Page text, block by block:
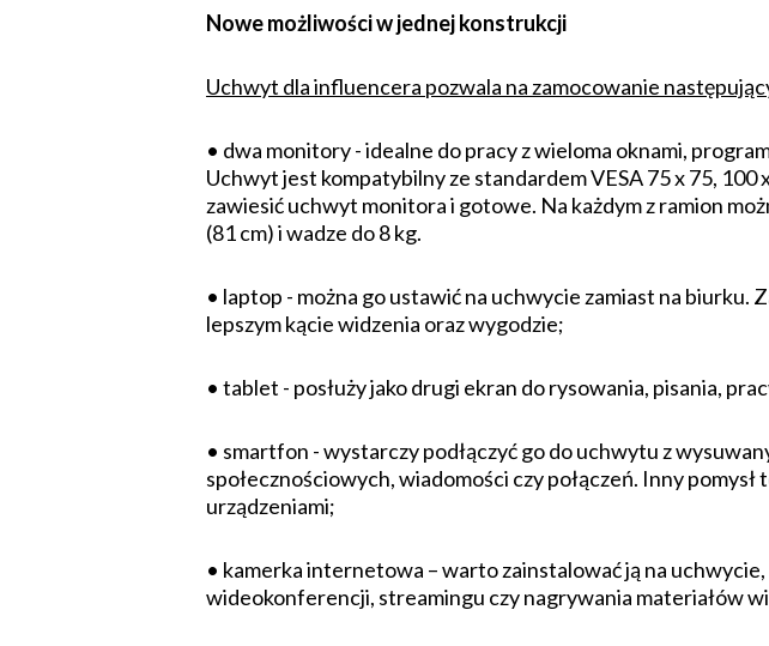
Nowe możliwości w jednej konstrukcji
Uchwyt dla influencera pozwala na zamocowanie
• dwa monitory - idealne do pracy z wieloma oknami,
Uchwyt jest kompatybilny ze standardem VESA 75 x 75,
zawiesić uchwyt monitora i gotowe. Na każdym z ramion
(81 cm) i wadze do 8 kg.
• laptop - można go ustawić na uchwycie zamiast na biurku.
lepszym kącie widzenia oraz wygodzie;
• tablet - posłuży jako drugi ekran do rysowania, pisania,
• smartfon - wystarczy podłączyć go do uchwytu z
społecznościowych, wiadomości czy połączeń. Inny
urządzeniami;
• kamerka internetowa – warto zainstalować ją na
wideokonferencji, streamingu czy nagrywania materiałów